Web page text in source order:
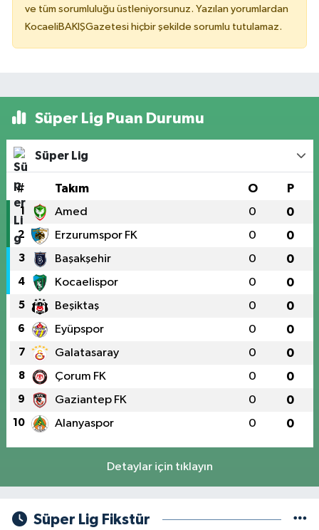
ve tüm sorumluluğu üstleniyorsunuz. Yazılan yorumlardan
KocaeliBAKIŞGazetesi hiçbir şekilde sorumlu tutulamaz.
Süper Lig Puan Durumu
Süper Lig
# Takım O P
1 Amed 0 0
2 Erzurumspor FK 0 0
3 Başakşehir 0 0
4 Kocaelispor 0 0
5 Beşiktaş 0 0
6 Eyüpspor 0 0
7 Galatasaray 0 0
8 Çorum FK 0 0
9 Gaziantep FK 0 0
10 Alanyaspor 0 0
Detaylar için tıklayın
Süper Lig Fikstür